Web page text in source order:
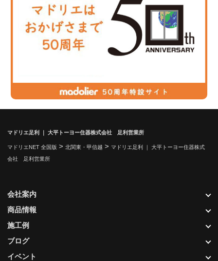
マドリエ足利 ｜ 大平トーヨー住器株式会社 足利営業所
マドリエNET 全国版 > 北関東・甲信越 > マドリエ足利 ｜ 大平トーヨー住器株式
会社 足利営業所
会社案内
商品情報
施工例
ブログ
イベント